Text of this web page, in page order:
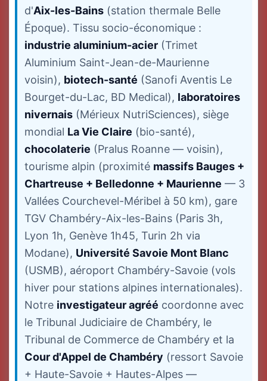
d'Aix-les-Bains (station thermale Belle
Époque). Tissu socio-économique :
industrie aluminium-acier (Trimet
Aluminium Saint-Jean-de-Maurienne
voisin), biotech-santé (Sanofi Aventis Le
Bourget-du-Lac, BD Medical), laboratoires
nivernais (Mérieux NutriSciences), siège
mondial La Vie Claire (bio-santé),
chocolaterie (Pralus Roanne — voisin),
tourisme alpin (proximité massifs Bauges +
Chartreuse + Belledonne + Maurienne — 3
Vallées Courchevel-Méribel à 50 km), gare
TGV Chambéry-Aix-les-Bains (Paris 3h,
Lyon 1h, Genève 1h45, Turin 2h via
Modane), Université Savoie Mont Blanc
(USMB), aéroport Chambéry-Savoie (vols
hiver pour stations alpines internationales).
Notre investigateur agréé coordonne avec
le Tribunal Judiciaire de Chambéry, le
Tribunal de Commerce de Chambéry et la
Cour d'Appel de Chambéry (ressort Savoie
+ Haute-Savoie + Hautes-Alpes —